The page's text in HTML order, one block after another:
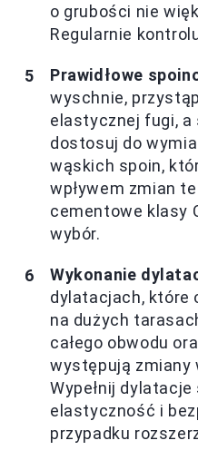
o grubości nie
Regularnie
Prawidłowe
wyschnie,
elastycznej fugi,
dostosuj do
wąskich spoin,
wpływem zmian
cementowe klasy
wybór.
Wykonanie
dylatacjach, które
na dużych
całego obwodu
występują zmiany
Wypełnij
elastyczność i
przypadku